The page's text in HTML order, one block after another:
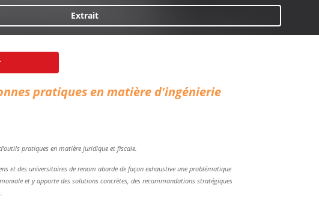
Extrait
pratiques en matière d'ingénierie
pratiques en matière juridique et fiscale.
et des universitaires de renom aborde de façon exhaustive une problématique
et y apporte des solutions concrètes, des recommandations stratégiques